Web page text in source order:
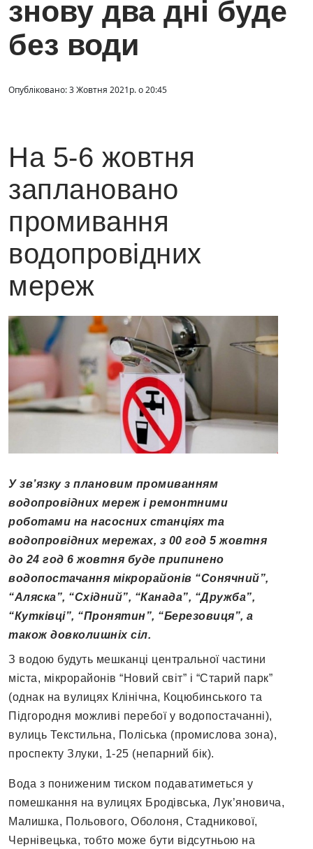
знову два дні буде
без води
Опубліковано: 3 Жовтня 2021р. о 20:45
На 5-6 жовтня
заплановано
промивання
водопровідних
мереж
У зв’язку з плановим промиванням
водопровідних мереж і ремонтними
роботами на насосних станціях та
водопровідних мережах, з 00 год 5 жовтня
до 24 год 6 жовтня буде припинено
водопостачання мікрорайонів “Сонячний”,
“Аляска”, “Східний”, “Канада”, “Дружба”,
“Кутківці”, “Пронятин”, “Березовиця”, а
також довколишніх сіл.
З водою будуть мешканці центральної частини
міста, мікрорайонів “Новий світ” і “Старий парк”
(однак на вулицях Клінічна, Коцюбинського та
Підгородня можливі перебої у водопостачанні),
вулиць Текстильна, Поліська (промислова зона),
проспекту Злуки, 1-25 (непарний бік).
Вода з пониженим тиском подаватиметься у
помешкання на вулицях Бродівська, Лук’яновича,
Малишка, Польового, Оболоня, Стадникової,
Чернівецька, тобто може бути відсутньою на